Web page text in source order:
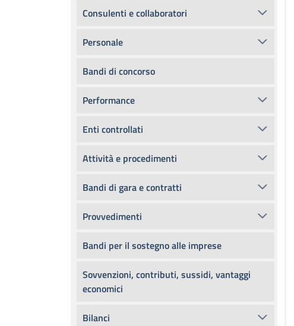
Consulenti e collaboratori
Personale
Bandi di concorso
Performance
Enti controllati
Attività e procedimenti
Bandi di gara e contratti
Provvedimenti
Bandi per il sostegno alle imprese
Sovvenzioni, contributi, sussidi, vantaggi
economici
Bilanci